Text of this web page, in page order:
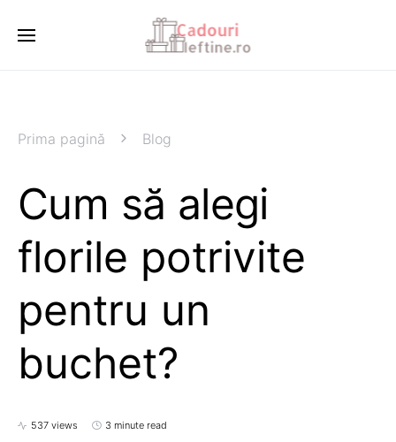
Prima pagină Blog
Cum să alegi
florile potrivite
pentru un
buchet?
537 views 3 minute read